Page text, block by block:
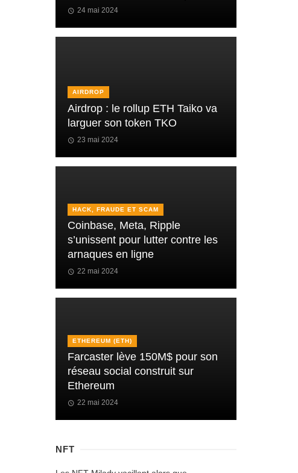
24 mai 2024
AIRDROP
Airdrop : le rollup ETH Taiko va
larguer son token TKO
23 mai 2024
HACK, FRAUDE ET SCAM
Coinbase, Meta, Ripple
s’unissent pour lutter contre les
arnaques en ligne
22 mai 2024
ETHEREUM (ETH)
Farcaster lève 150M$ pour son
réseau social construit sur
Ethereum
22 mai 2024
NFT